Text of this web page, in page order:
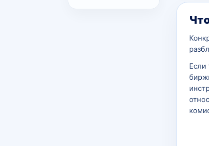
Если